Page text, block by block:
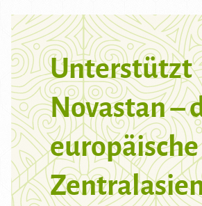
Unterstützt
Novastan –
europäische